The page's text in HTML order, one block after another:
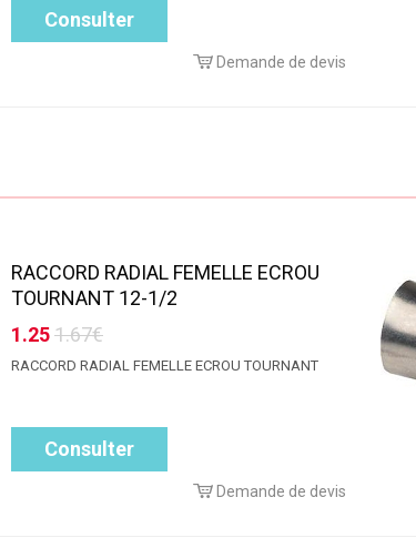
Consulter
Demande de devis
RACCORD RADIAL FEMELLE ECROU
TOURNANT 12-1/2
1.251.67€
RACCORD RADIAL FEMELLE ECROU TOURNANT
Consulter
Demande de devis